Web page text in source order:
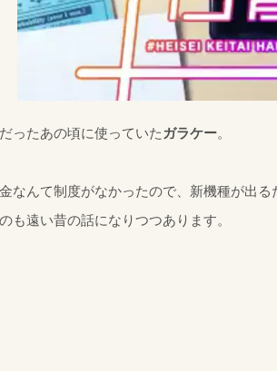
ったあの頃に使っていた ガラケー。
なんて制度がなかったので、新機種が出る
も遠い昔の話になりつつあります。